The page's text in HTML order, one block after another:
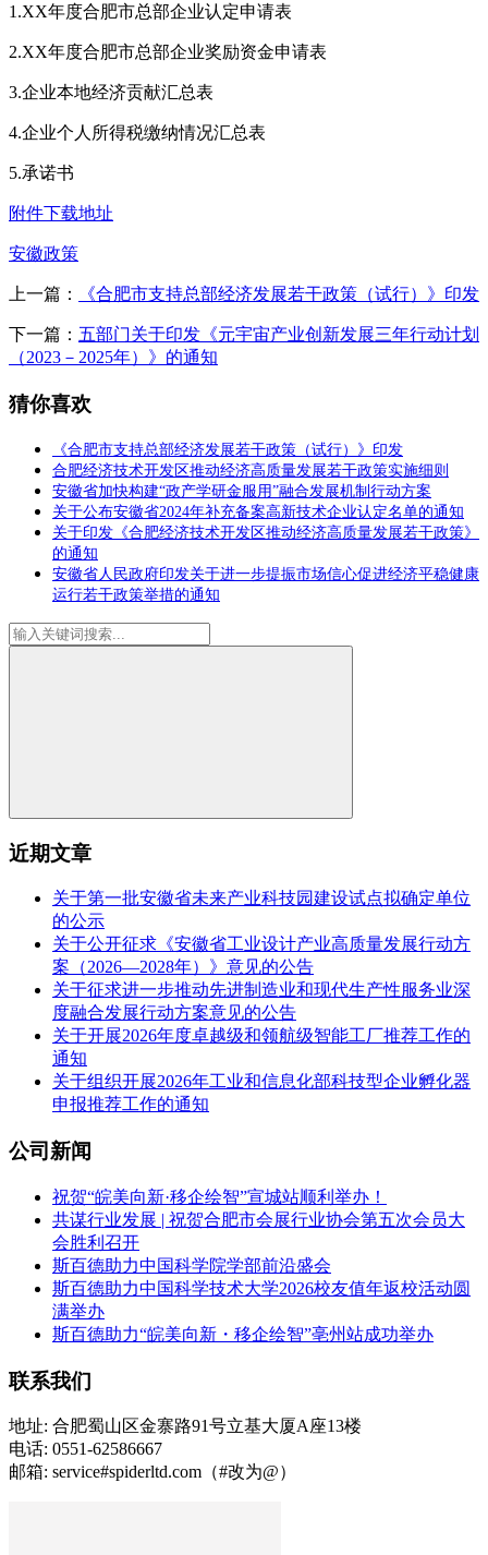
1.XX年度合肥市总部企业认定申请表
2.XX年度合肥市总部企业奖励资金申请表
3.企业本地经济贡献汇总表
4.企业个人所得税缴纳情况汇总表
5.承诺书
附件下载地址
安徽政策
上一篇： 《合肥市支持总部经济发展若干政策（试行）》印发
下一篇： 五部门关于印发《元宇宙产业创新发展三年行动计划
（2023－2025年）》的通知
猜你喜欢
《合肥市支持总部经济发展若干政策（试行）》印发
合肥经济技术开发区推动经济高质量发展若干政策实施细则
安徽省加快构建“政产学研金服用”融合发展机制行动方案
关于公布安徽省2024年补充备案高新技术企业认定名单的通知
关于印发《合肥经济技术开发区推动经济高质量发展若干政策》
的通知
安徽省人民政府印发关于进一步提振市场信心促进经济平稳健康
运行若干政策举措的通知
近期文章
关于第一批安徽省未来产业科技园建设试点拟确定单位
的公示
关于公开征求《安徽省工业设计产业高质量发展行动方
案（2026—2028年）》意见的公告
关于征求进一步推动先进制造业和现代生产性服务业深
度融合发展行动方案意见的公告
关于开展2026年度卓越级和领航级智能工厂推荐工作的
通知
关于组织开展2026年工业和信息化部科技型企业孵化器
申报推荐工作的通知
公司新闻
祝贺“皖美向新·移企绘智”宣城站顺利举办！
共谋行业发展 | 祝贺合肥市会展行业协会第五次会员大
会胜利召开
斯百德助力中国科学院学部前沿盛会
斯百德助力中国科学技术大学2026校友值年返校活动圆
满举办
斯百德助力“皖美向新・移企绘智”亳州站成功举办
联系我们
地址: 合肥蜀山区金寨路91号立基大厦A座13楼
电话: 0551-62586667
邮箱: service#spiderltd.com（#改为@）